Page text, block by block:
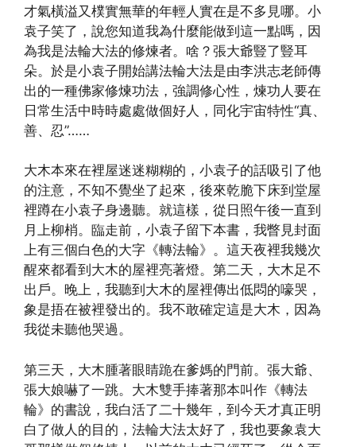
才氣橫溢又樸實無華的年輕人實在是不多見哪。小
袁子笑了，說您知道我為什麼能做到這一點嗎，因
為我是法輪大法的修煉者。啥？張大爺豎了豎耳
朵。於是小袁子開始講法輪大法是由李洪志老師傳
出的一種佛家修煉功法，強調修心性，煉功人要在
日常生活中時時處處做個好人，同化宇宙特性“真、
善、忍”……
大木本來在裡屋迷迷糊糊的，小袁子的話吸引了他
的注意，不知不覺坐了起來，後來乾脆下床到堂屋
裡蹲在小袁子身邊聽。就這樣，從日照午後一直到
月上柳梢。臨走前，小袁子留下本書，我瞥見封面
上有三個白色的大字《轉法輪》。這天夜裡我幾次
醒來都看到大木的屋裡亮著燈。第二天，大木足不
出戶。晚上，我聽到大木的屋裡傳出低悶的嚎哭，
象是捂在被裡發出的。我不敢確定這是大木，因為
我從未聽他哭過。
第三天，大木腫著眼睛跪在爹媽的門前。張大爺、
張大娘嚇了一跳。大木雙手捧著那本叫作《轉法
輪》的書說，我白活了二十幾年，到今天才真正明
白了做人的目的，法輪大法太好了，我也要象袁大